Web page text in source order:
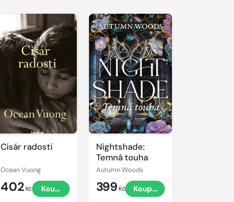
Cisár radosti
Ocean Vuong
402 Kč Koupit
Nightshade:
Temná touha
Autumn Woods
399 Kč Koupit